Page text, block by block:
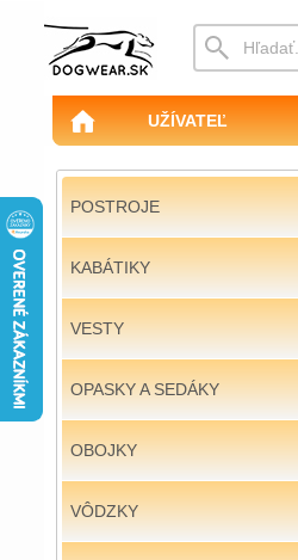
UŽÍVATEĽ
POSTROJE
KABÁTIKY
VESTY
OPASKY A SEDÁKY
OBOJKY
VÔDZKY